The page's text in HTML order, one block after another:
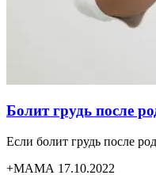
Болит грудь после
Если болит грудь после
+МАМА 17.10.2022